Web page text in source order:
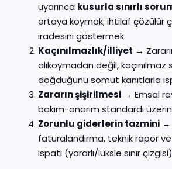
uyarınca kusurla sınırlı
ortaya koymak; ihtilaf çözülür
iradesini göstermek.
Kaçınılmazlık/illiyet →
alıkoymadan değil,
doğduğunu somut kanıtlarla
Zararın şişirilmesi → Emsal
bakım-onarım standardı
Zorunlu giderlerin tazmini →
faturalandırma, teknik rapor ve
ispatı (yararlı/lüksle sınır